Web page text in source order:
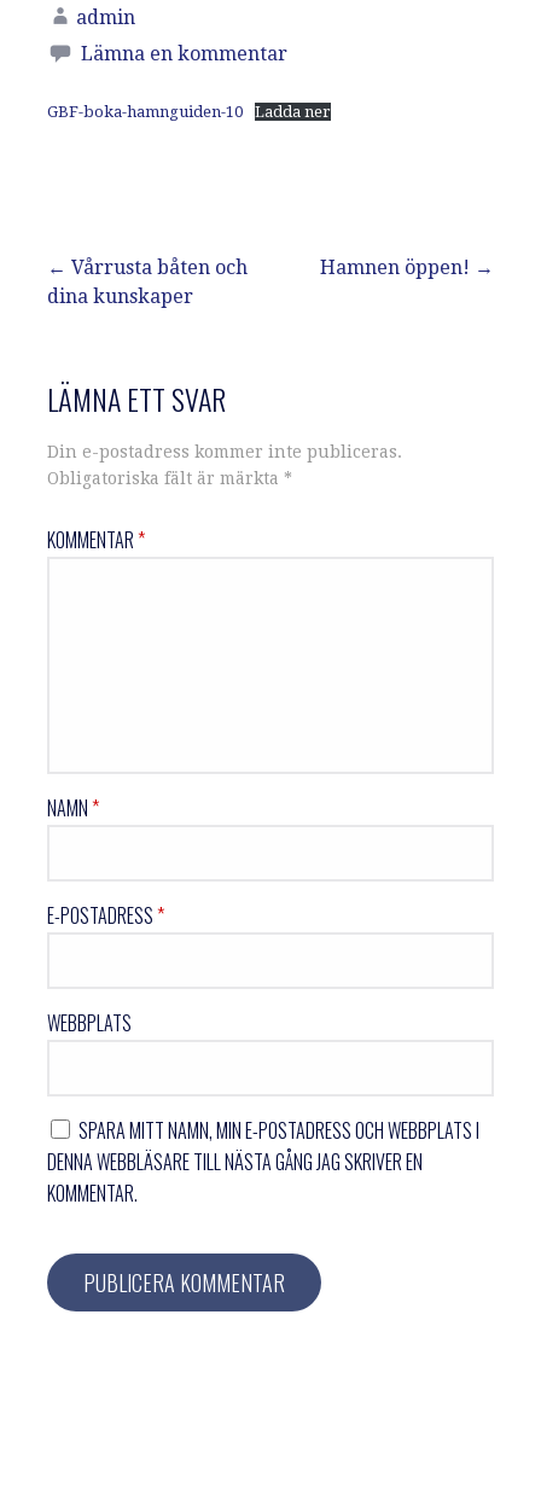
admin
Lämna en kommentar
GBF-boka-hamnguiden-10 Ladda ner
Inläggsnavigering
← Vårrusta båten och
dina kunskaper
Hamnen öppen! →
LÄMNA ETT SVAR
Din e-postadress kommer inte publiceras.
Obligatoriska fält är märkta *
KOMMENTAR*
NAMN*
E-POSTADRESS*
WEBBPLATS
SPARA MITT NAMN, MIN E-POSTADRESS OCH WEBBPLATS I
DENNA WEBBLÄSARE TILL NÄSTA GÅNG JAG SKRIVER EN
KOMMENTAR.